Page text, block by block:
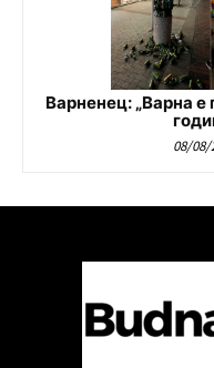
Варненец: „Варна е
08/08/